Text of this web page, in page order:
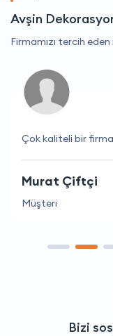
Avşin
Firmamızı tercih
Çok kaliteli bir
Murat Çiftçi
Müşteri
Bizi